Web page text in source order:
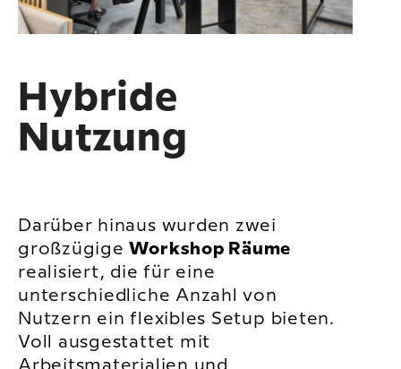
Hybride
Nutzung
Darüber hinaus wurden zwei
großzügige Workshop Räume
realisiert, die für eine
unterschiedliche Anzahl von
Nutzern ein flexibles Setup bieten.
Voll ausgestattet mit